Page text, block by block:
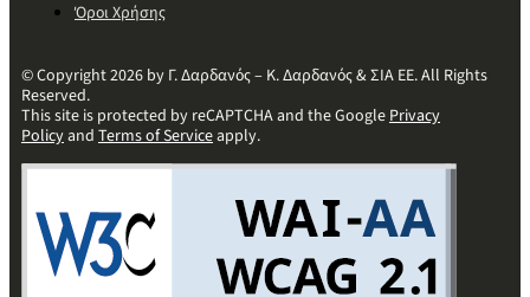
Όροι Χρήσης
© Copyright 2026 by Γ. Δαρδανός – Κ. Δαρδανός & ΣΙΑ ΕΕ. All Rights
Reserved.
This site is protected by reCAPTCHA and the GooglePrivacy
Policyand Terms of Serviceapply.